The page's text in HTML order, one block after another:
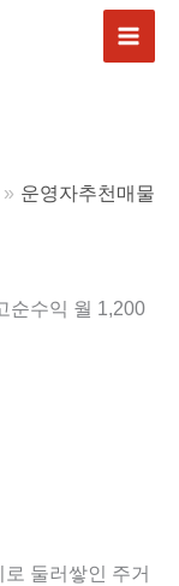
운영자추천매물
순수익 월 1,200
둘러쌓인 주거